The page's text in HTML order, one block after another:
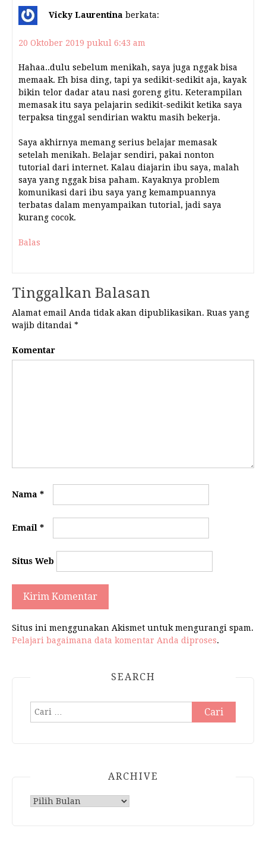
Vicky Laurentina berkata:
20 Oktober 2019 pukul 6:43 am
Hahaa..dulu sebelum menikah, saya juga nggak bisa
memaak. Eh bisa ding, tapi ya sedikit-sedikit aja, kayak
bikin telor dadar atau nasi goreng gitu. Keterampilan
memasak itu saya pelajarin sedikit-sedikit ketika saya
terpaksa tinggal sendirian waktu masih bekerja.
Saya akhirnya memang serius belajar memasak
setelah menikah. Belajar sendiri, pakai nonton
tutorial dari internet. Kalau diajarin ibu saya, malah
saya yang nggak bisa paham. Kayaknya problem
komunikasi dari ibu saya yang kemampuannya
terbatas dalam menyampaikan tutorial, jadi saya
kurang cocok.
Balas
Tinggalkan Balasan
Alamat email Anda tidak akan dipublikasikan. Ruas yang
wajib ditandai *
Komentar
Nama *
Email *
Situs Web
Situs ini menggunakan Akismet untuk mengurangi spam.
Pelajari bagaimana data komentar Anda diproses.
SEARCH
Cari
untuk:
ARCHIVE
Archive